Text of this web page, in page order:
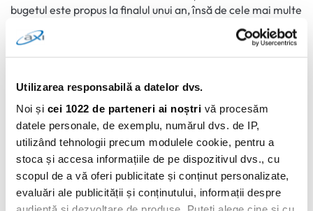
Utilizarea responsabilă a datelor dvs.
Noi și cei 1022 de parteneri ai noștri vă procesăm
datele personale, de exemplu, numărul dvs. de IP,
utilizând tehnologii precum modulele cookie, pentru a
stoca și accesa informațiile de pe dispozitivul dvs., cu
scopul de a vă oferi publicitate și conținut personalizate,
evaluări ale publicității și conținutului, informații despre
bugetul este propus la finalul unui an, însă de cele mai multe
ori forma finală este aprobată doar în prima parte a
anului.
urmărește implementarea și respectarea bugetului.
Întrebări frecvente
Ce se fac dacă un ATM îmi blochează și
reține AXI Card?
Câte împrumuturi poate deține o
persoană fizică?